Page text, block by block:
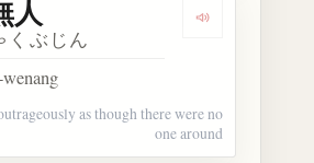
傍ら Dengarkan
人
くぶじん
as though there were no
one around